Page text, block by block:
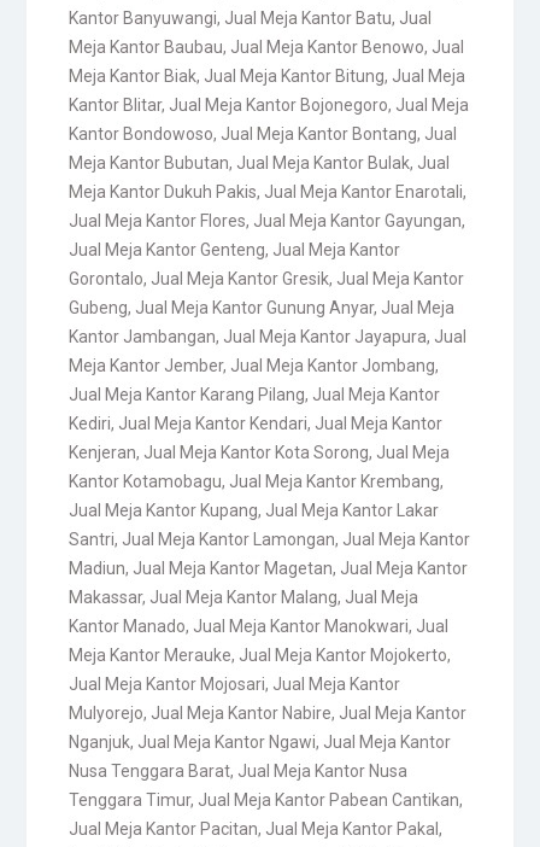
Kantor Banyuwangi, Jual Meja Kantor Batu, Jual
Meja Kantor Baubau, Jual Meja Kantor Benowo, Jual
Meja Kantor Biak, Jual Meja Kantor Bitung, Jual Meja
Kantor Blitar, Jual Meja Kantor Bojonegoro, Jual Meja
Kantor Bondowoso, Jual Meja Kantor Bontang, Jual
Meja Kantor Bubutan, Jual Meja Kantor Bulak, Jual
Meja Kantor Dukuh Pakis, Jual Meja Kantor Enarotali,
Jual Meja Kantor Flores, Jual Meja Kantor Gayungan,
Jual Meja Kantor Genteng, Jual Meja Kantor
Gorontalo, Jual Meja Kantor Gresik, Jual Meja Kantor
Gubeng, Jual Meja Kantor Gunung Anyar, Jual Meja
Kantor Jambangan, Jual Meja Kantor Jayapura, Jual
Meja Kantor Jember, Jual Meja Kantor Jombang,
Jual Meja Kantor Karang Pilang, Jual Meja Kantor
Kediri, Jual Meja Kantor Kendari, Jual Meja Kantor
Kenjeran, Jual Meja Kantor Kota Sorong, Jual Meja
Kantor Kotamobagu, Jual Meja Kantor Krembang,
Jual Meja Kantor Kupang, Jual Meja Kantor Lakar
Santri, Jual Meja Kantor Lamongan, Jual Meja Kantor
Madiun, Jual Meja Kantor Magetan, Jual Meja Kantor
Makassar, Jual Meja Kantor Malang, Jual Meja
Kantor Manado, Jual Meja Kantor Manokwari, Jual
Meja Kantor Merauke, Jual Meja Kantor Mojokerto,
Jual Meja Kantor Mojosari, Jual Meja Kantor
Mulyorejo, Jual Meja Kantor Nabire, Jual Meja Kantor
Nganjuk, Jual Meja Kantor Ngawi, Jual Meja Kantor
Nusa Tenggara Barat, Jual Meja Kantor Nusa
Tenggara Timur, Jual Meja Kantor Pabean Cantikan,
Jual Meja Kantor Pacitan, Jual Meja Kantor Pakal ,